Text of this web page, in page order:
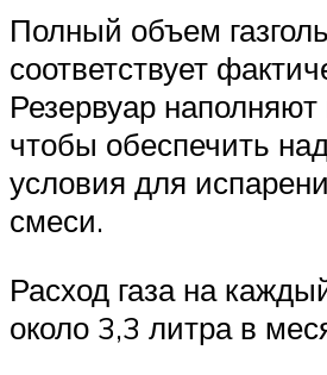
Полный объем
соответствует
Резервуар
чтобы обеспечить
условия для
смеси.
Расход газа на
около 3,3 литра в